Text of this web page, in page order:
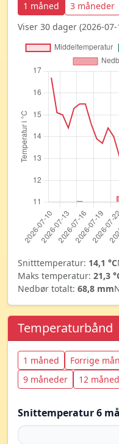
1 måned 3 måneder
Viser 30 dager (2026-
Snitttemperatur: 14,1 °C
Maks temperatur: 21,3
Nedbør totalt: 68,8 mm
Temperaturbånd
1 måned Forrige
9 måneder
12
Snittemperatur 6